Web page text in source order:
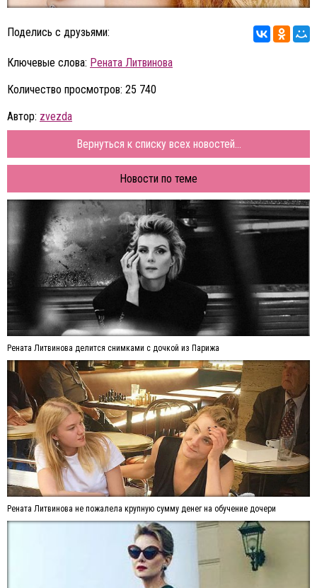
Поделись с друзьями:
Ключевые слова: Рената Литвинова
Количество просмотров: 25 740
Автор: zvezda
Вернуться к списку всех новостей...
Новости по теме
Рената Литвинова делится снимками с дочкой из Парижа
Рената Литвинова не пожалела крупную сумму денег на обучение дочери